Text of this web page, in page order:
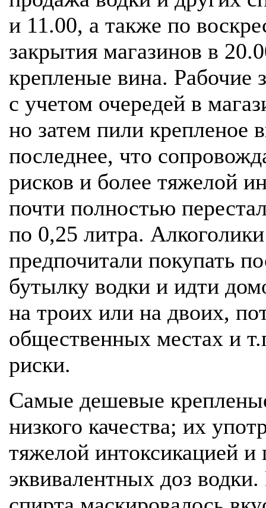
и 11.00, а также по
закрытия магазинов в
крепленые вина. Рабочие
с учетом очередей в
но затем пили крепленое
последнее, что
рисков и более тяжелой
почти полностью
по 0,25 литра.
предпочитали покупать
бутылку водки и идти
на троих или на двоих,
общественных местах и
риски.
Самые дешевые
низкого качества; их
тяжелой интоксикацией
эквивалентных доз